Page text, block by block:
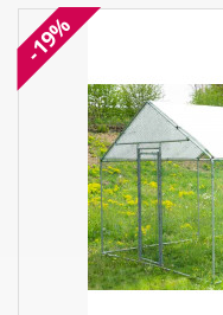
-19%